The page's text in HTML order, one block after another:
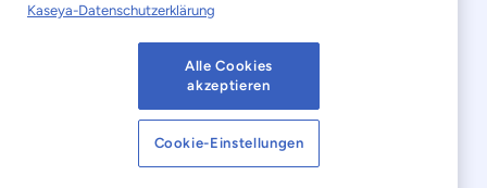
Erklärung zur Bekämpfung moderner Sklaverei
Nutzungsbedingungen der Website
Datenschutzerklärung Sitemap
Cookies Settings Hinweis zu Cookies
Kaseya-Datenschutzerklärung
Alle Cookies
akzeptieren
Cookie-Einstellungen